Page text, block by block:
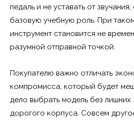
педаль и не уставать от
базовую учебную роль. При
инструмент становится не
разумной отправной точкой.
Покупателю важно отличать
компромисса, который будет
дело выбрать модель без лишних
дорогого корпуса. Совсем